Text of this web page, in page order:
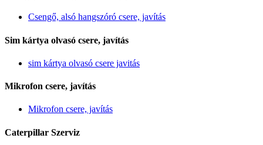
Csengő, alsó hangszóró csere, javítás
Sim kártya olvasó csere, javítás
sim kártya olvasó csere javitás
Mikrofon csere, javítás
Mikrofon csere, javítás
Caterpillar Szerviz